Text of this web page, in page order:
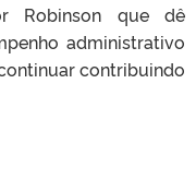
Robinson que dê
administrativo
contribuindo